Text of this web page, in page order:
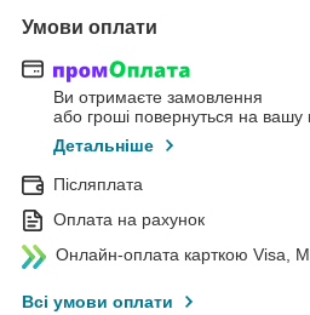
Умови оплати
Ви отримаєте замовлення
або гроші повернуться на вашу
Детальніше
Післяплата
Оплата на рахунок
Онлайн-оплата карткою Visa,
Всі умови оплати